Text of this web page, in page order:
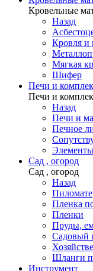
Кровельные
Назад
Кровля и
Мягкая
Шифер
Печи и
Печи и
Назад
Печи и
Печное
Сад , огород
Сад , огород
Назад
Пленка
Пленки
Пруды,
Садовый
Шланги
Инструмент